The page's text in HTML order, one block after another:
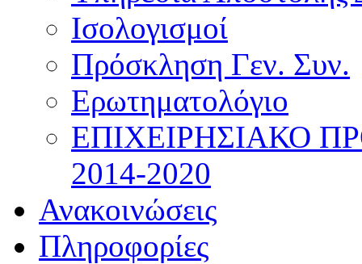
Ισολογισμοί
Πρόσκληση Γεν. Συν.
Ερωτηματολόγιο
ΕΠΙΧΕΙΡΗΣΙΑΚΟ
2014-2020
Ανακοινώσεις
Πληροφορίες